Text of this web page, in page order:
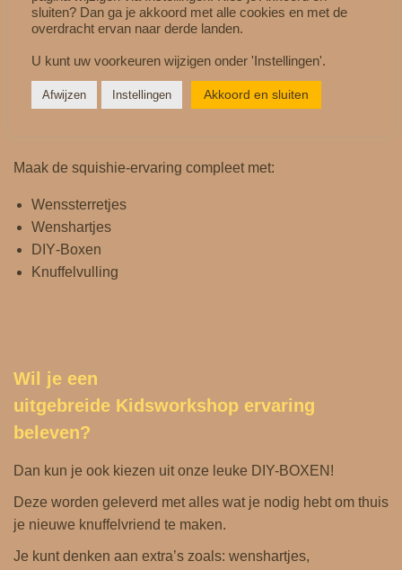
Kinderen beleven nóg meer plezier wanneer ze hun eigen
squishie‑knuffel kunnen maken.
Maak de squishie‑ervaring compleet met:
Wenssterretjes
Wenshartjes
DIY‑Boxen
Knuffelvulling
Wil je een
uitgebreide Kidsworkshop ervaring
beleven?
Dan kun je ook kiezen uit onze leuke DIY-BOXEN !
Deze worden geleverd met alles wat je nodig hebt om thuis
je nieuwe knuffelvriend te maken.
Je kunt denken aan extra’s zoals: wenshartjes,
sluiten? Dan ga je akkoord met alle cookies en met de
overdracht ervan naar derde landen.
U kunt uw voorkeuren wijzigen onder 'Instellingen'.
Afwijzen Instellingen Akkoord en sluiten